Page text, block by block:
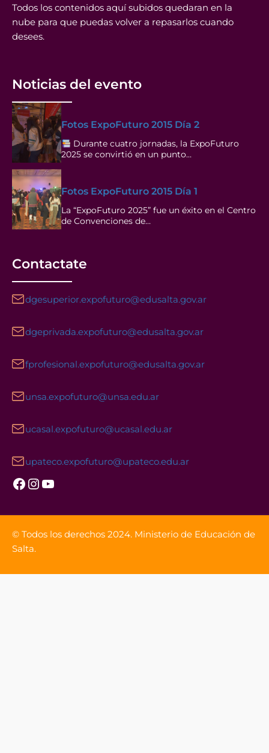
Todos los contenidos aquí subidos quedaran en la
nube para que puedas volver a repasarlos cuando
desees.
Noticias del evento
Fotos ExpoFuturo 2015 Día 2
Durante cuatro jornadas, la ExpoFuturo
2025 se convirtió en un punto…
Fotos ExpoFuturo 2015 Día 1
La “ExpoFuturo 2025” fue un éxito en el Centro
de Convenciones de…
Contactate
dgesuperior.expofuturo@edusalta.gov.ar
dgeprivada.expofuturo@edusalta.gov.ar
fprofesional.expofuturo@edusalta.gov.ar
unsa.expofuturo@unsa.edu.ar
ucasal.expofuturo@ucasal.edu.ar
upateco.expofuturo@upateco.edu.ar
Facebook InstagramYouTube
© Todos los derechos 2024. Ministerio de Educación de
Salta.